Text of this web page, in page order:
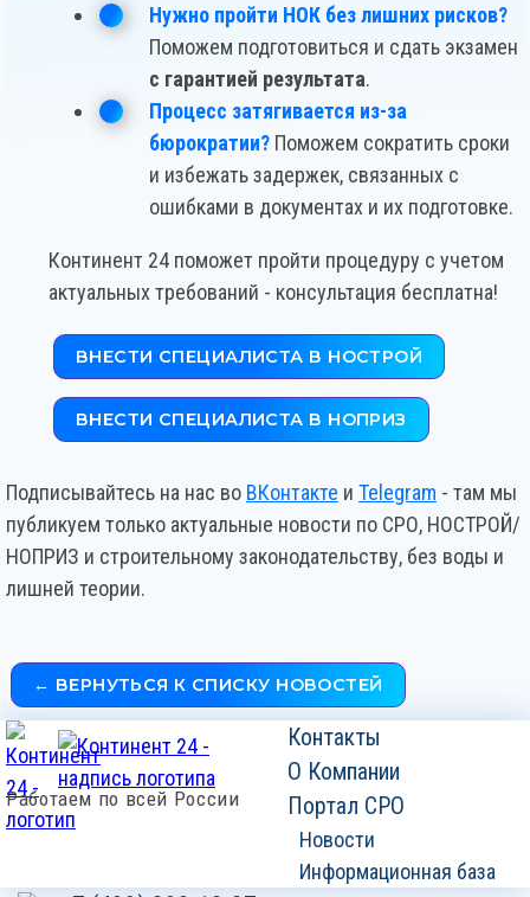
Нужно пройти НОК без лишних рисков?
Поможем подготовиться и сдать экзамен
с гарантией результата.
Процесс затягивается из-за
бюрократии? Поможем сократить сроки
и избежать задержек, связанных с
ошибками в документах и их подготовке.
Континент 24 поможет пройти процедуру с учетом
актуальных требований - консультация бесплатна!
ВНЕСТИ СПЕЦИАЛИСТА В НОСТРОЙ
ВНЕСТИ СПЕЦИАЛИСТА В НОПРИЗ
Подписывайтесь на нас во ВКонтакте и Telegram - там мы
публикуем только актуальные новости по СРО, НОСТРОЙ/
НОПРИЗ и строительному законодательству, без воды и
лишней теории.
← ВЕРНУТЬСЯ К СПИСКУ НОВОСТЕЙ
Работаем по всей России
Контакты
О Компании
Портал СРО
Новости
Информационная база